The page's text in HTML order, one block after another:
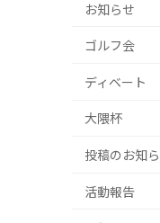
お知らせ
ゴルフ会
ディベート
大隈杯
投稿のお知
活動報告